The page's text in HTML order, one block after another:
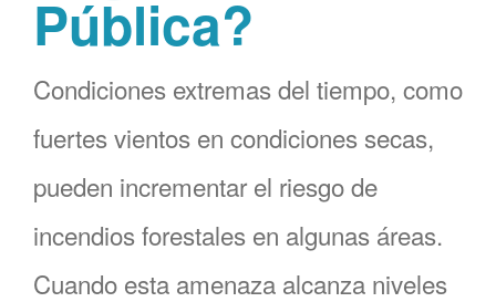
Pública?
Condiciones extremas del tiempo, como
fuertes vientos en condiciones secas,
pueden incrementar el riesgo de
incendios forestales en algunas áreas.
Cuando esta amenaza alcanza niveles